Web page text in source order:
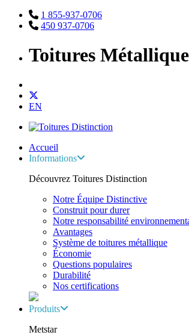
1 855-937-0706
450 937-0706
Toitures
EN
Accueil
Informations
Découvrez Toitures Distinction
Notre Équipe Distinctive
Construit pour durer
Notre responsabilité
Avantages
Système de toitures métallique
Économie
Questions populaires
Durabilité
Nos certifications
Produits
Metstar